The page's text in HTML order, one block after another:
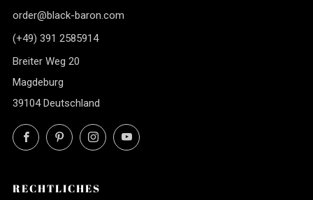
order@black-baron.com
(+49) 391 2585914
Breiter Weg 20
Magdeburg
39104 Deutschland
FacebookPinterestInstagramYouTube
RECHTLICHES